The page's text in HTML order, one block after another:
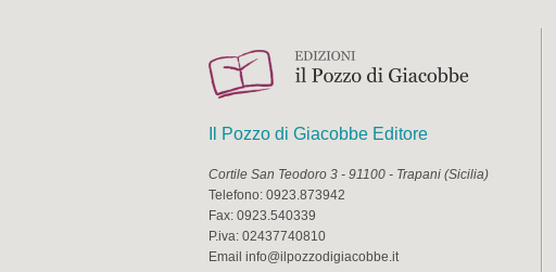
Il Pozzo di Giacobbe Editore
Cortile San Teodoro 3 - 91100 - Trapani (Sicilia)
Telefono: 0923.873942
Fax: 0923.540339
P.iva: 02437740810
Email info@ilpozzodigiacobbe.it